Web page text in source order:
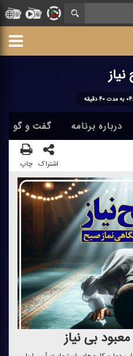
درباره برنامه گفت و گو
اشتراک چاپ
بی نیاز